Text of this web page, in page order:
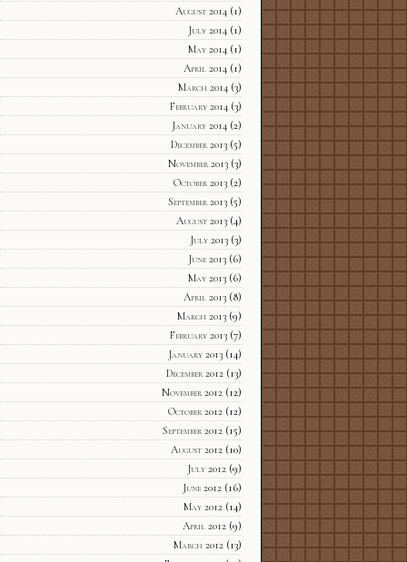
August 2014(1)
July 2014(1)
May 2014(1)
April 2014(1)
March 2014(3)
February 2014(3)
January 2014(2)
December 2013(5)
November 2013(3)
October 2013(2)
September 2013(5)
August 2013(4)
July 2013(3)
June 2013(6)
May 2013(6)
April 2013(8)
March 2013(9)
February 2013(7)
January 2013(14)
December 2012(13)
November 2012(12)
October 2012(12)
September 2012(15)
August 2012(10)
July 2012(9)
June 2012(16)
May 2012(14)
April 2012(9)
March 2012(13)